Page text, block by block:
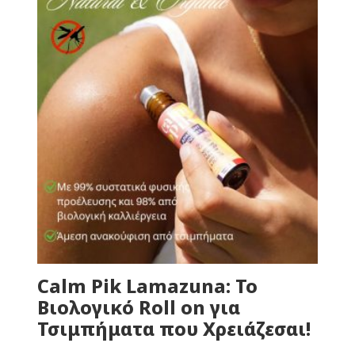
Calm Pik Lamazuna: Το
Βιολογικό Roll on για
Τσιμπήματα που Χρειάζεσαι!